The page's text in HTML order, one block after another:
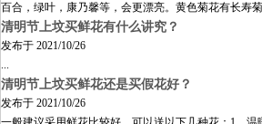
百合，绿叶，康乃馨等，会更漂亮。黄色菊花有长寿
清明节上坟买鲜花有什么讲究？
发布于 2021/10/26
...
清明节上坟买鲜花还是买假花好？
发布于 2021/10/26